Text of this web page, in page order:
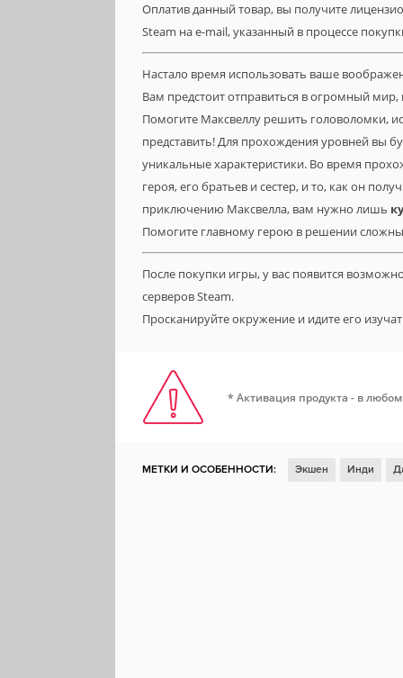
Оплатив данный товар, вы получите
Steam на e-mail, указанный в процессе
Настало время использовать ваше
Вам предстоит отправиться в огромный
Помогите Максвеллу решить головоломки,
представить! Для прохождения уровней вы
уникальные характеристики. Во время
героя, его братьев и сестер, и то, как он
приключению Максвелла, вам нужно лишь
Помогите главному герою в решении
После покупки игры, у вас появится
серверов Steam.
Просканируйте окружение и идите его
* Активация продукта - в
МЕТКИ И ОСОБЕННОСТИ: Экшен Инди